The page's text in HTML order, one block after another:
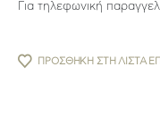
Για τηλεφωνική
ΠΡΟΣΘΉΚΗ ΣΤΗ ΛΊΣΤΑ